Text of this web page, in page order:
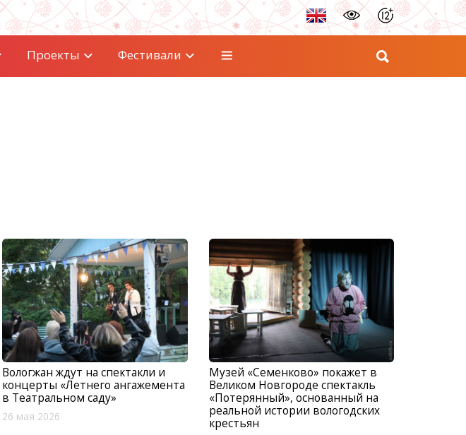
Проекты Фестивали
Вологжан ждут на спектакли и
концерты «Летнего ангажемента
в Театральном саду»
26 мая 2026
Музей «Семенково» покажет в
Великом Новгороде спектакль
«Потерянный», основанный на
реальной истории вологодских
крестьян